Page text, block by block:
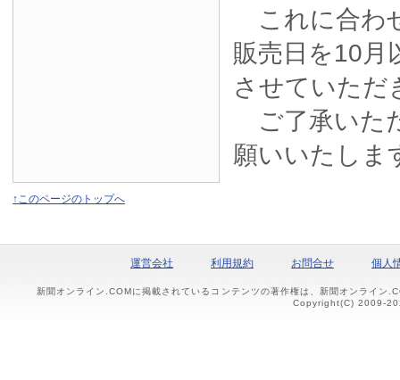
これに合わ
販売日を10月
させていただ
ご了承いた
願いいたしま
↑このページのトップへ
運営会社 利用規約 お問合せ 個人
新聞オンライン.COMに掲載されているコンテンツの著作権は、新聞オンライン
Copyright(C) 2009-